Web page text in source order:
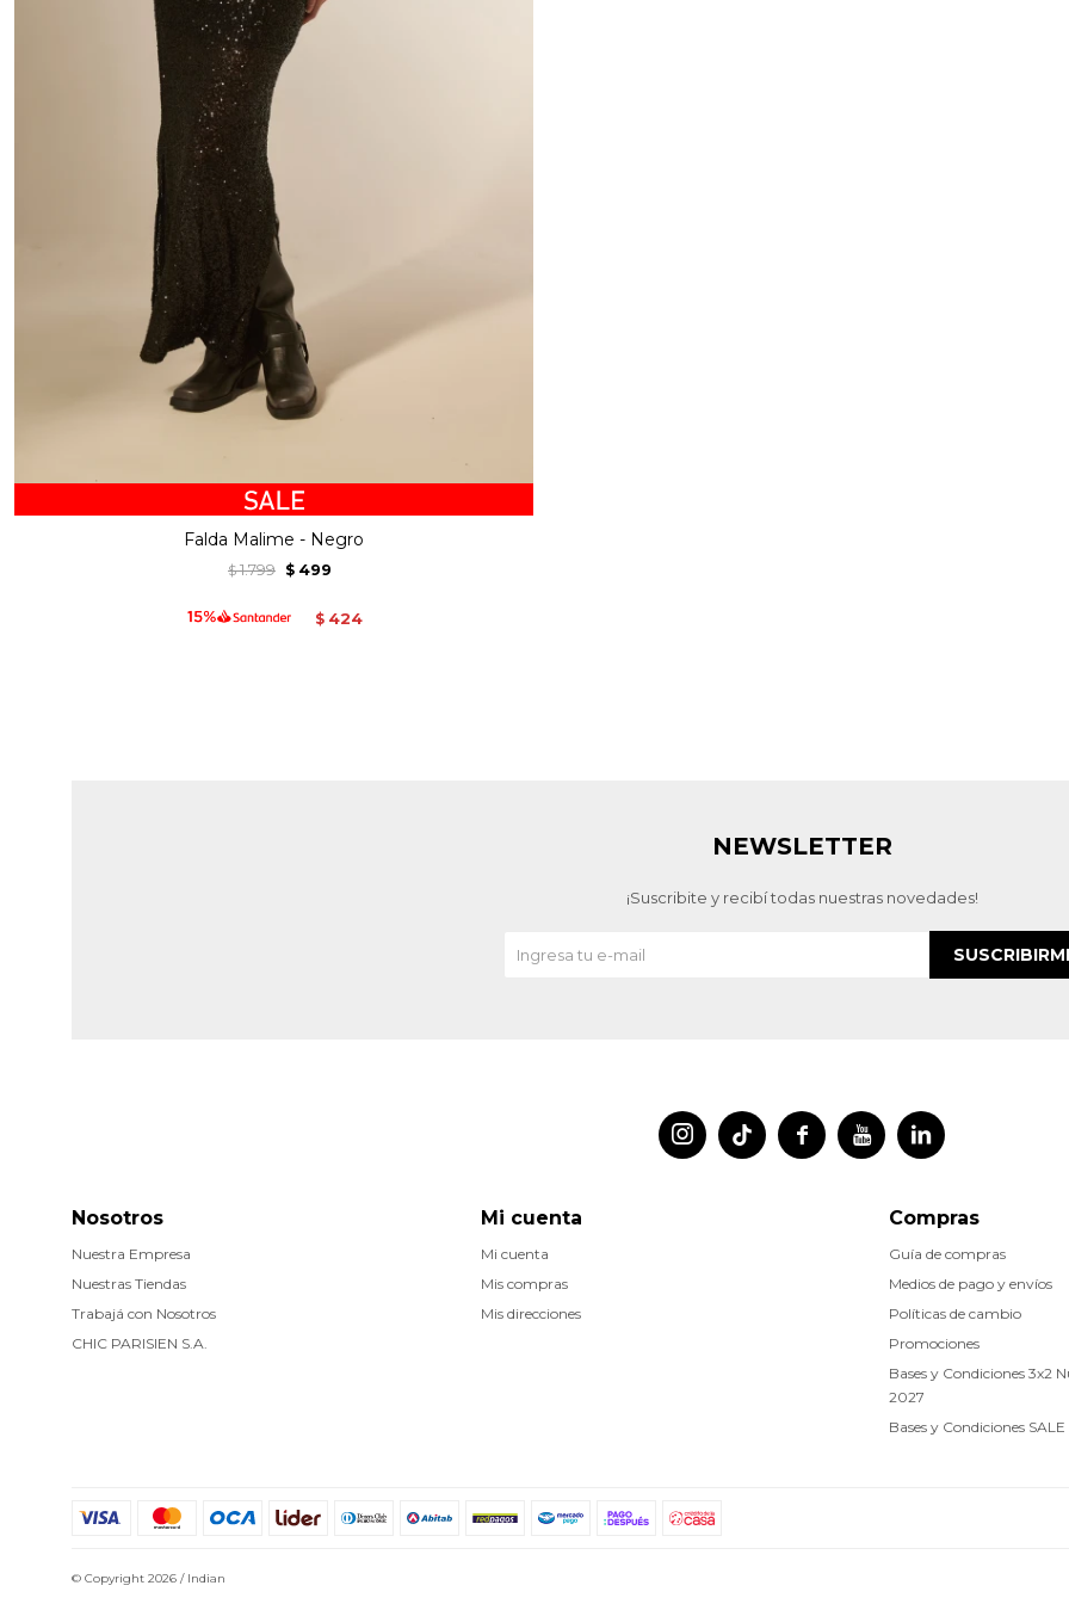
Falda Malime - Negro
$ 1.799 $ 499
$ 424
 
 
Nosotros
Nuestra Empresa
Nuestras Tiendas
Trabajá con Nosotros
CHIC PARISIEN S.A.
Compras
Guía de compras
Medios de pago y envíos
Políticas de cambio
Promociones
Bases y Condiciones 3x2
2027
Bases y Condiciones SALE
Mi cuenta
Mi cuenta
Mis compras
Mis direcciones
NEWSLETTER
¡Suscribite y recibí todas nuestras novedades!
© Copyright 2026 / Indian